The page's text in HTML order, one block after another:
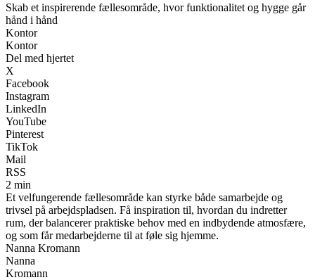
Skab et inspirerende fællesområde, hvor funktionalitet og hygge går
hånd i hånd
Kontor
Kontor
Del med hjertet
X
Facebook
Instagram
LinkedIn
YouTube
Pinterest
TikTok
Mail
RSS
2 min
Et velfungerende fællesområde kan styrke både samarbejde og
trivsel på arbejdspladsen. Få inspiration til, hvordan du indretter
rum, der balancerer praktiske behov med en indbydende atmosfære,
og som får medarbejderne til at føle sig hjemme.
Nanna Kromann
Nanna
Kromann